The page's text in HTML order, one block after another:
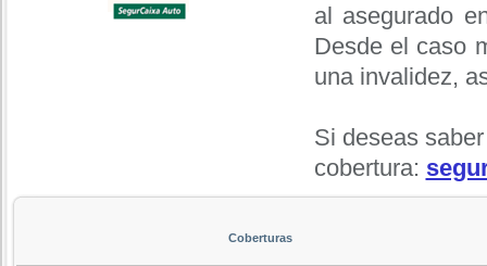
al asegurado
Desde el caso
una invalidez,
Si deseas
cobertura:
Coberturas